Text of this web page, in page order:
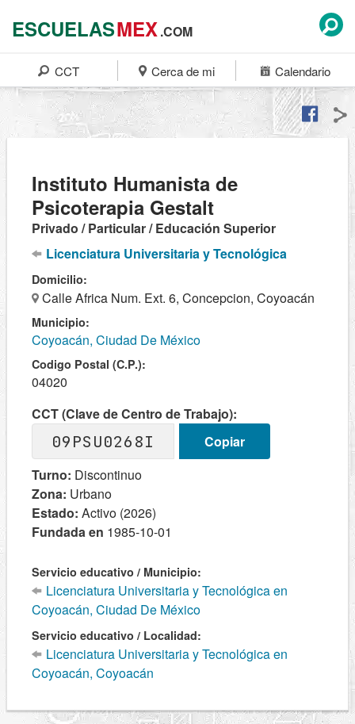
ESCUELASMEX.COM
CCT Cerca de mi Calendario
Instituto Humanista de
Psicoterapia Gestalt
Privado / Particular / Educación Superior
Licenciatura Universitaria y Tecnológica
Domicilio:
Calle Africa Num. Ext. 6, Concepcion, Coyoacán
Municipio:
Coyoacán, Ciudad De México
Codigo Postal (C.P.):
04020
CCT (Clave de Centro de Trabajo):
09PSU0268I
Copiar
Turno: Discontinuo
Zona: Urbano
Estado: Activo (2026)
Fundada en 1985-10-01
Servicio educativo / Municipio:
Licenciatura Universitaria y Tecnológica en
Coyoacán, Ciudad De México
Servicio educativo / Localidad:
Licenciatura Universitaria y Tecnológica en
Coyoacán, Coyoacán